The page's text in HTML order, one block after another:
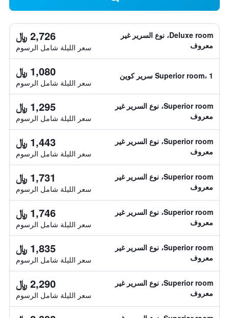
Deluxe room، نوع السرير غير
معروف
2,726 ﷼
سعر الليلة شامل الرسوم
Superior room، 1 سرير كوين 1,080 ﷼
سعر الليلة شامل الرسوم
Superior room، نوع السرير غير
معروف
1,295 ﷼
سعر الليلة شامل الرسوم
Superior room، نوع السرير غير
معروف
1,443 ﷼
سعر الليلة شامل الرسوم
Superior room، نوع السرير غير
معروف
1,731 ﷼
سعر الليلة شامل الرسوم
Superior room، نوع السرير غير
معروف
1,746 ﷼
سعر الليلة شامل الرسوم
Superior room، نوع السرير غير
معروف
1,835 ﷼
سعر الليلة شامل الرسوم
Superior room، نوع السرير غير
معروف
2,290 ﷼
سعر الليلة شامل الرسوم